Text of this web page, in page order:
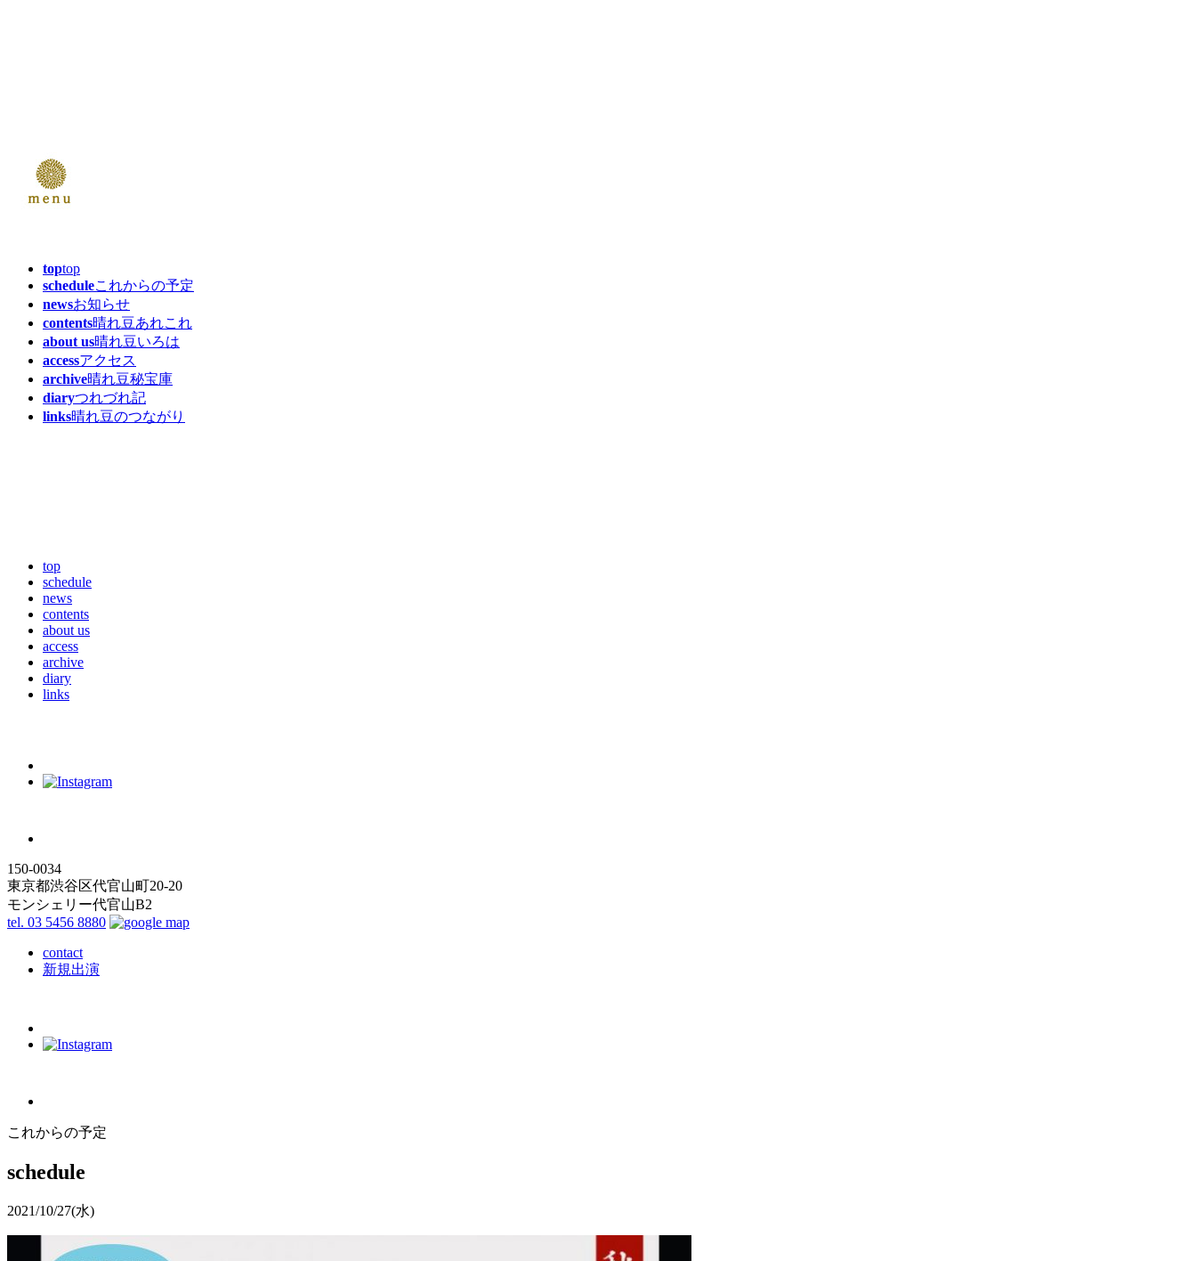
toptop
scheduleこれからの予定
newsお知らせ
contents晴れ豆あれこれ
about us晴れ豆いろは
accessアクセス
archive晴れ豆秘宝庫
diaryつれづれ記
links晴れ豆のつながり
top
schedule
news
contents
about us
access
archive
diary
links
150-0034
東京都渋谷区代官山町20-20
モンシェリー代官山B2
tel. 03 5456 8880
contact
新規出演
これからの予定
schedule
2021/10/27(水)